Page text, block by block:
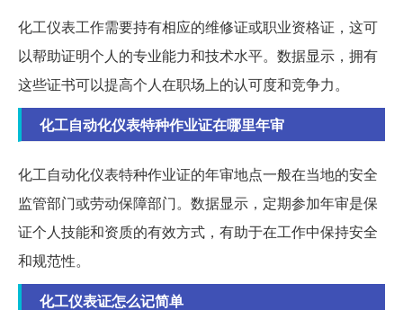
化工仪表工作需要持有相应的维修证或职业资格证，这可
以帮助证明个人的专业能力和技术水平。数据显示，拥有
这些证书可以提高个人在职场上的认可度和竞争力。
化工自动化仪表特种作业证在哪里年审
化工自动化仪表特种作业证的年审地点一般在当地的安全
监管部门或劳动保障部门。数据显示，定期参加年审是保
证个人技能和资质的有效方式，有助于在工作中保持安全
和规范性。
化工仪表证怎么记简单